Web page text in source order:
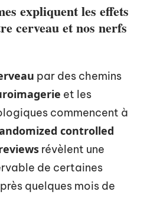
expliquent les effets
cerveau et nos nerfs
par des chemins
et les
commencent à
controlled
révèlent une
de certaines
quelques mois de